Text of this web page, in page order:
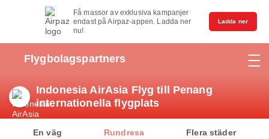
Få massor av exklusiva kampanjer
endast på Airpaz-appen. Ladda ner
nu!
Ladda ner
Flygbolagspartners
Indonesia AirAsia Flyg till Penang
internationella flygplats
En väg Rundresa Flera städer